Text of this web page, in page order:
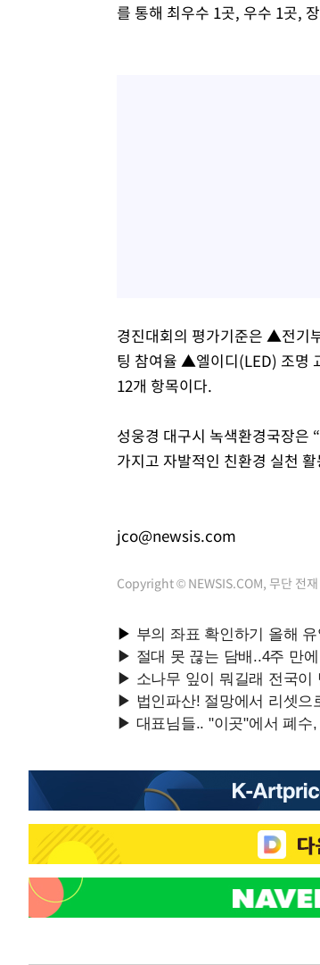
를 통해 최우수 1곳, 우수 1곳,
경진대회의 평가기준은 ▲전기
팅 참여율 ▲엘이디(LED) 조명
12개 항목이다.
성웅경 대구시 녹색환경국장은
가지고 자발적인 친환경 실천
jco@newsis.com
Copyright © NEWSIS.COM, 무단 전재